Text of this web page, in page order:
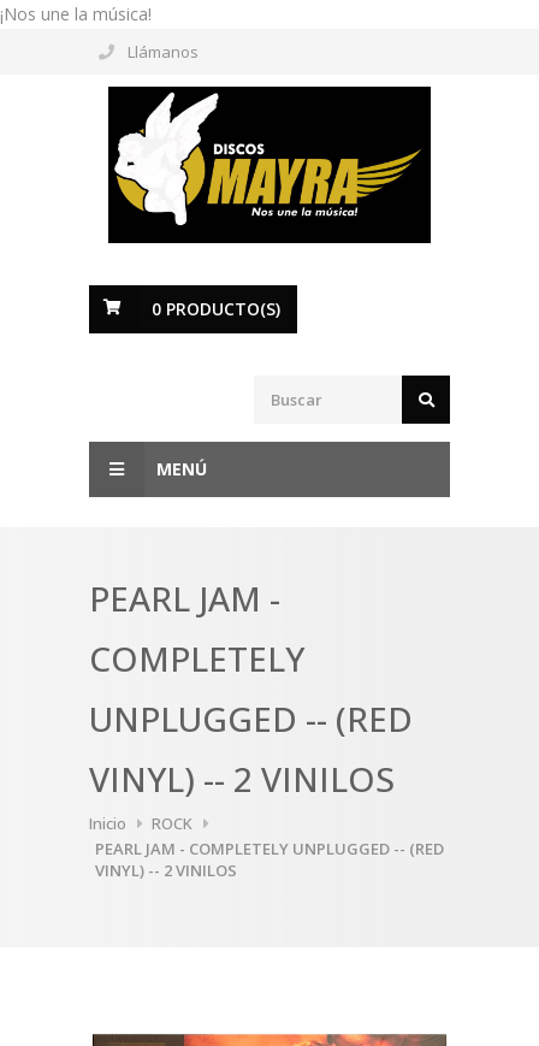
¡Nos une la música!
Llámanos
0 PRODUCTO(S)
MENÚ
PEARL JAM -
COMPLETELY
UNPLUGGED -- (RED
VINYL) -- 2 VINILOS
Inicio
ROCK
PEARL JAM - COMPLETELY UNPLUGGED -- (RED
VINYL) -- 2 VINILOS